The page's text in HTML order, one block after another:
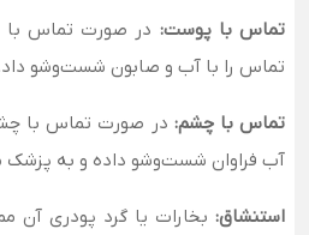
تماس با پوست: در صورت تماس با
تماس را با آب و صابون شست‌وشو داد.
تماس با چشم: در صورت تماس با
آب فراوان شست‌وشو داده و به پزشک
استنشاق: بخارات یا گرد پودری آن